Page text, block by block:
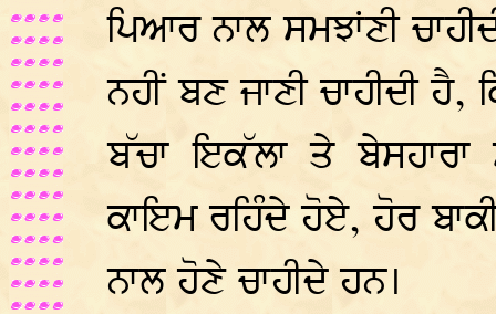
ਪਿਆਰ ਨਾਲ ਸਮਝਾਂਣੀ
ਨਹੀਂ ਬਣ ਜਾਣੀ ਚਾਹੀਦੀ
ਬੱਚਾ ਇਕੱਲਾ ਤੇ ਬੇਸਹਾਰਾ
ਕਾਇਮ ਰਹਿੰਦੇ ਹੋਏ, ਹੋਰ
ਨਾਲ ਹੋਣੇ ਚਾਹੀਦੇ ਹਨ।